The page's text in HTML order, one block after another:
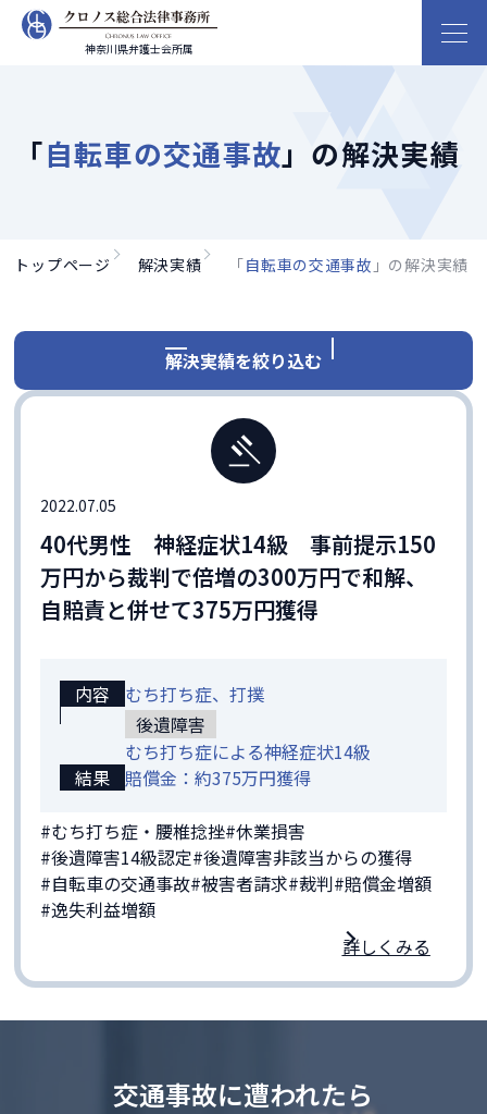
神奈川県弁護士会所属
「自転車の交通事故」の解決実績
トップページ 解決実績 「自転車の交通事故 」の解決実績
2022.07.05
40代男性 神経症状14級 事前提示150
万円から裁判で倍増の300万円で和解、
自賠責と併せて375万円獲得
内容
むち打ち症、打撲
後遺障害
むち打ち症による神経症状14級
結果
賠償金：約375万円獲得
#むち打ち症・腰椎捻挫#休業損害
#後遺障害14級認定#後遺障害非該当からの獲得
#自転車の交通事故#被害者請求#裁判#賠償金増額
#逸失利益増額
詳しくみる
解決実績を絞り込む
交通事故に遭われたら